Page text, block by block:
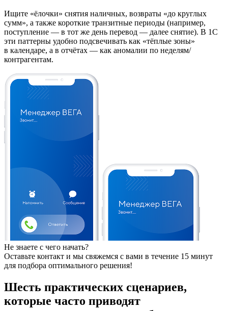
Ищите «ёлочки» снятия наличных, возвраты «до круглых
сумм», а также короткие транзитные периоды (например,
поступление — в тот же день перевод — далее снятие). В 1С
эти паттерны удобно подсвечивать как «тёплые зоны»
в календаре, а в отчётах — как аномалии по неделям/
контрагентам.
Не знаете с чего начать?
Оставьте контакт и мы свяжемся с вами в течение 15 минут
для подбора оптимального решения!
Шесть практических сценариев,
которые часто приводят